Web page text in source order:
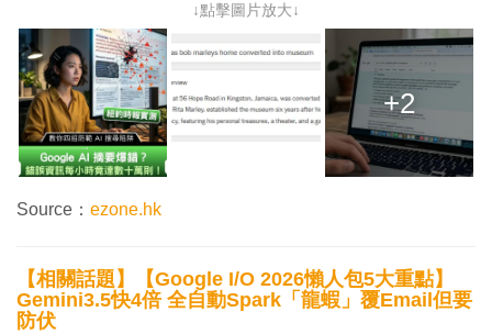
↓點擊圖片放大↓
+2
Source： ezone.hk
【相關話題】【Google I/O 2026懶人包5大重點】
Gemini3.5快4倍 全自動Spark「龍蝦」覆Email但要
防伏